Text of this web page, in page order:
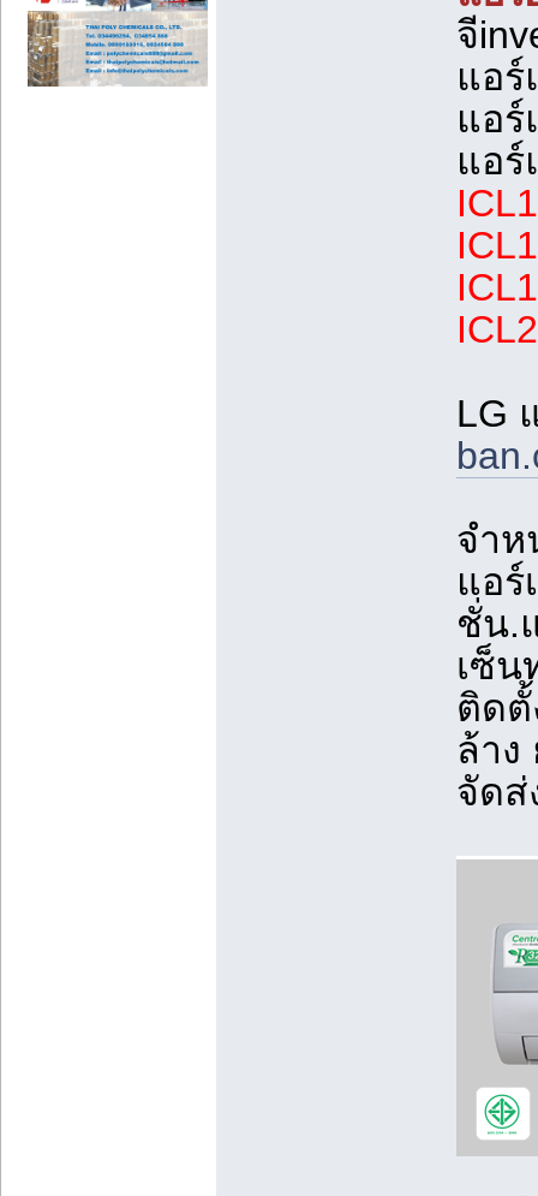
จี
แอร์
แอร์
แอร์
LG
จำห
แอร์
ชั่น.
เซ็น
ติดตั้
ล้าง
จัดส่